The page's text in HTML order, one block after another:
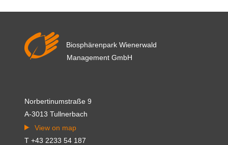
Biosphärenpark Wienerwald
Management GmbH
Norbertinumstraße 9
A-3013 Tullnerbach
View on map
T +43 2233 54 187